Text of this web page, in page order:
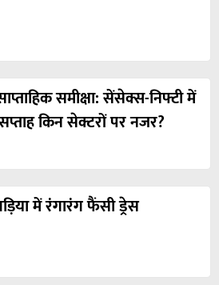
समीक्षा: सेंसेक्स-निफ्टी में
किन सेक्टरों पर नजर?
में रंगारंग फैंसी ड्रेस